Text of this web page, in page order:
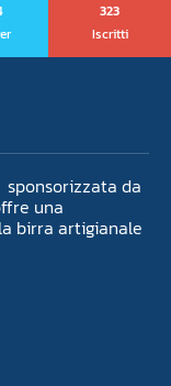
323
Iscritti
da
una
birra artigianale